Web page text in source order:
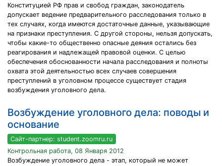
Конституцией РФ прав и свобод граждан, законодатель
допускает ведение предварительного расследования только в
тех случаях, когда имеются достаточные данные, указывающие
на признаки преступления. С другой стороны, нельзя допускать,
чтобы какие-то общественно опасные деяния остались без
реагирования и надлежащей правовой оценки. С целью
обеспечения обоснованности начала расследования и полноты
охвата этой деятельностью всех случаев совершения
преступлений в уголовном процессе существует стадия
возбуждения уголовного дела.
Возбуждение уголовного дела: поводы и
основание
Сайт-партнер: student.zoomru.ru
Контрольная работа, 08 Января 2012
Возбуждение уголовного дела - этап, который не может